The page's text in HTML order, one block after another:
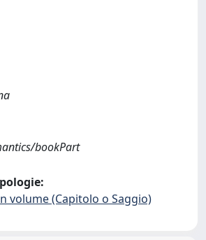
bookPart
volume (Capitolo o Saggio)